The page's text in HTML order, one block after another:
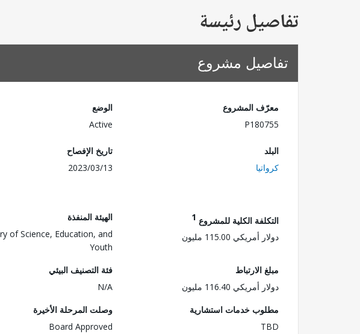
تفاصيل رئيسة
تفاصيل مشروع
معرّف المشروع
P180755
الوضع
Active
البلد
كرواتيا
تاريخ الإفصاح
2023/03/13
التكلفة الكلية للمشروع 1
دولار أمريكي 115.00 مليون
الهيئة المنفذة
of Science, Education, and
Youth
مبلغ الارتباط
دولار أمريكي 116.40 مليون
فئة التصنيف البيئي
N/A
مطلوب خدمات استشارية
TBD
وصلت المرحلة الأخيرة
Board Approved